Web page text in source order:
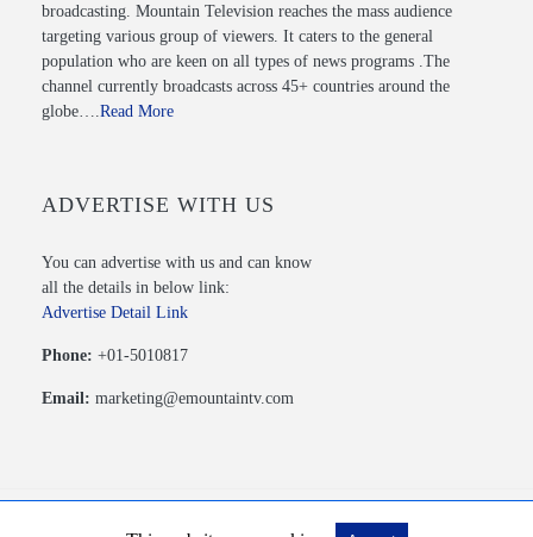
broadcasting. Mountain Television reaches the mass audience
targeting various group of viewers. It caters to the general
population who are keen on all types of news programs .The
channel currently broadcasts across 45+ countries around the
globe…. Read More
ADVERTISE WITH US
You can advertise with us and can know
all the details in below link:
Advertise Detail Link
Phone: +01-5010817
Email: marketing@emountaintv.com